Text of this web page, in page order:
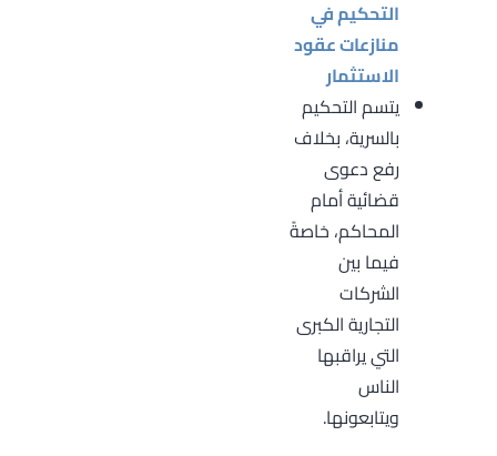
التحكيم في
منازعات عقود
الاستثمار
يتسم التحكيم
بالسرية، بخلاف
رفع دعوى
قضائية أمام
المحاكم، خاصةً
فيما بين
الشركات
التجارية الكبرى
التي يراقبها
الناس
ويتابعونها.